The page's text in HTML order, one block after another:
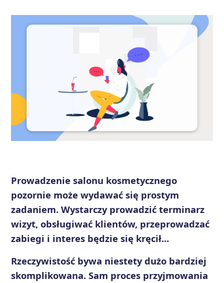
Prowadzenie salonu kosmetycznego
pozornie może wydawać się prostym
zadaniem. Wystarczy prowadzić terminarz
wizyt, obsługiwać klientów, przeprowadzać
zabiegi i interes będzie się kręcił...
Rzeczywistość bywa niestety dużo bardziej
skomplikowana. Sam proces przyjmowania